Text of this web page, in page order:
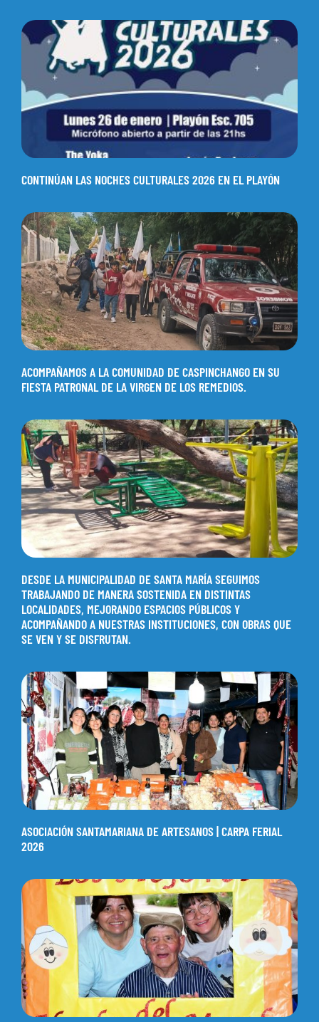
CONTINÚAN LAS NOCHES CULTURALES 2026 EN EL PLAYÓN
ACOMPAÑAMOS A LA COMUNIDAD DE CASPINCHANGO EN SU
FIESTA PATRONAL DE LA VIRGEN DE LOS REMEDIOS.
DESDE LA MUNICIPALIDAD DE SANTA MARÍA SEGUIMOS
TRABAJANDO DE MANERA SOSTENIDA EN DISTINTAS
LOCALIDADES, MEJORANDO ESPACIOS PÚBLICOS Y
ACOMPAÑANDO A NUESTRAS INSTITUCIONES, CON OBRAS QUE
SE VEN Y SE DISFRUTAN.
ASOCIACIÓN SANTAMARIANA DE ARTESANOS | CARPA FERIAL
2026